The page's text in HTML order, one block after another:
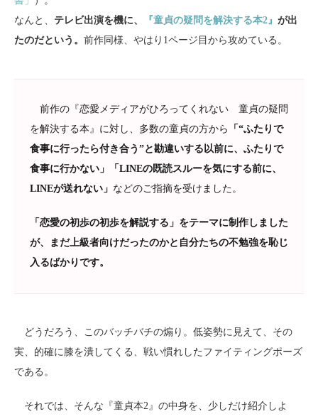
なんと、 テレビ出演を機に、 『童貞の疑問を解決する本2』 が出
たのだという。 前作同様、やはり1ページ目から攻めている。
前作の『恋愛メディアがひろってくれない 童貞の疑問
を解決する本』に対し、多数の童貞の方から 「“ふたりで
食事に行ったら付き合う”と勘違いする以前に、ふたりで
食事に行かない」「LINEの既読スルーを気にする前に、
LINEが送れない」 などのご指摘を受けました。
「恋愛の初歩の初歩を解説する」をテーマに制作しました
が、まだ上級者向けだったのかと自分たちの不勉強を恥じ
入るばかりです。
どうだろう、このバッチバチの煽り。低姿勢に見えて、その
実、的確に膝を潰してくる、戦い慣れしたファイティングポーズ
である。
それでは、そんな『童貞本2』の中身を、少しだけ紹介しよ